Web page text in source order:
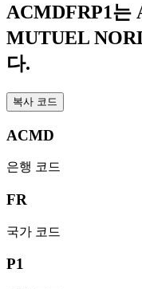
ACMDFRP1는
MUTUEL
다.
복사 코드
ACMD
은행 코드
FR
국가 코드
P1